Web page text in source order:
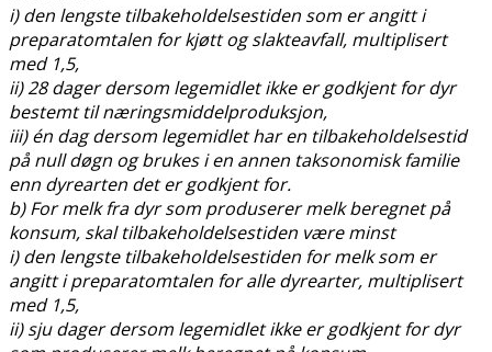
i) den lengste tilbakeholdelsestiden som er angitt i
preparatomtalen for kjøtt og slakteavfall, multiplisert
med 1,5,
ii) 28 dager dersom legemidlet ikke er godkjent for dyr
bestemt til næringsmiddelproduksjon,
iii) én dag dersom legemidlet har en tilbakeholdelsestid
på null døgn og brukes i en annen taksonomisk familie
enn dyrearten det er godkjent for.
b) For melk fra dyr som produserer melk beregnet på
konsum, skal tilbakeholdelsestiden være minst
i) den lengste tilbakeholdelsestiden for melk som er
angitt i preparatomtalen for alle dyrearter, multiplisert
med 1,5,
ii) sju dager dersom legemidlet ikke er godkjent for dyr